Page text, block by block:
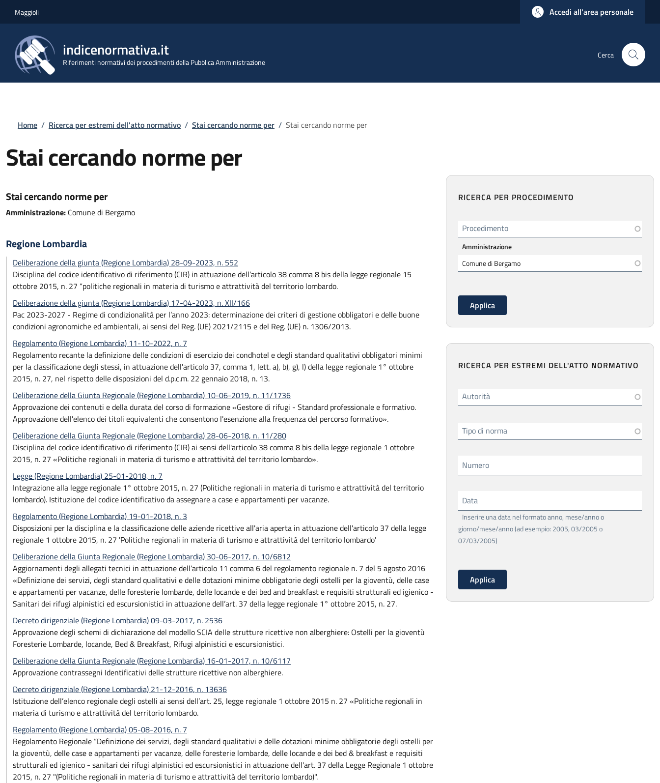
Maggioli Accedi all'area personale
indicenormativa.it
Riferimenti normativi dei procedimenti della Pubblica Amministrazione
Cerca
Briciole di pane
Home / Ricerca per estremi dell'atto normativo / Stai cercando norme per / Stai cercando norme per
Stai cercando norme per
Stai cercando norme per
Amministrazione: Comune di Bergamo
Regione Lombardia
Deliberazione della giunta (Regione Lombardia) 28-09-2023, n. 552
Disciplina del codice identificativo di riferimento (CIR) in attuazione dell’articolo 38 comma 8 bis della legge regionale 15
ottobre 2015, n. 27 “politiche regionali in materia di turismo e attrattività del territorio lombardo.
Deliberazione della giunta (Regione Lombardia) 17-04-2023, n. XII/166
Pac 2023-2027 - Regime di condizionalità per l’anno 2023: determinazione dei criteri di gestione obbligatori e delle buone
condizioni agronomiche ed ambientali, ai sensi del Reg. (UE) 2021/2115 e del Reg. (UE) n. 1306/2013.
Regolamento (Regione Lombardia) 11-10-2022, n. 7
Regolamento recante la definizione delle condizioni di esercizio dei condhotel e degli standard qualitativi obbligatori minimi
per la classificazione degli stessi, in attuazione dell'articolo 37, comma 1, lett. a), b), g), l) della legge regionale 1° ottobre
2015, n. 27, nel rispetto delle disposizioni del d.p.c.m. 22 gennaio 2018, n. 13.
Deliberazione della Giunta Regionale (Regione Lombardia) 10-06-2019, n. 11/1736
Approvazione dei contenuti e della durata del corso di formazione «Gestore di rifugi - Standard professionale e formativo.
Approvazione dell'elenco dei titoli equivalenti che consentono l'esenzione alla frequenza del percorso formativo».
Deliberazione della Giunta Regionale (Regione Lombardia) 28-06-2018, n. 11/280
Disciplina del codice identificativo di riferimento (CIR) ai sensi dell'articolo 38 comma 8 bis della legge regionale 1 ottobre
2015, n. 27 «Politiche regionali in materia di turismo e attrattività del territorio lombardo».
Legge (Regione Lombardia) 25-01-2018, n. 7
Integrazione alla legge regionale 1° ottobre 2015, n. 27 (Politiche regionali in materia di turismo e attrattività del territorio
lombardo). Istituzione del codice identificativo da assegnare a case e appartamenti per vacanze.
Regolamento (Regione Lombardia) 19-01-2018, n. 3
Disposizioni per la disciplina e la classificazione delle aziende ricettive all'aria aperta in attuazione dell'articolo 37 della legge
regionale 1 ottobre 2015, n. 27 'Politiche regionali in materia di turismo e attrattività del territorio lombardo'
Deliberazione della Giunta Regionale (Regione Lombardia) 30-06-2017, n. 10/6812
Aggiornamenti degli allegati tecnici in attuazione dell’articolo 11 comma 6 del regolamento regionale n. 7 del 5 agosto 2016
«Definizione dei servizi, degli standard qualitativi e delle dotazioni minime obbligatorie degli ostelli per la gioventù, delle case
e appartamenti per vacanze, delle foresterie lombarde, delle locande e dei bed and breakfast e requisiti strutturali ed igienico -
Sanitari dei rifugi alpinistici ed escursionistici in attuazione dell’art. 37 della legge regionale 1° ottobre 2015, n. 27.
Decreto dirigenziale (Regione Lombardia) 09-03-2017, n. 2536
Approvazione degli schemi di dichiarazione del modello SCIA delle strutture ricettive non alberghiere: Ostelli per la gioventù
Foresterie Lombarde, locande, Bed & Breakfast, Rifugi alpinistici e escursionistici.
Deliberazione della Giunta Regionale (Regione Lombardia) 16-01-2017, n. 10/6117
Approvazione contrassegni Identificativi delle strutture ricettive non alberghiere.
Decreto dirigenziale (Regione Lombardia) 21-12-2016, n. 13636
Istituzione dell’elenco regionale degli ostelli ai sensi dell’art. 25, legge regionale 1 ottobre 2015 n. 27 «Politiche regionali in
materia di turismo e attrattività del territorio lombardo.
Regolamento (Regione Lombardia) 05-08-2016, n. 7
Regolamento Regionale “Definizione dei servizi, degli standard qualitativi e delle dotazioni minime obbligatorie degli ostelli per
la gioventù, delle case e appartamenti per vacanze, delle foresterie lombarde, delle locande e dei bed & breakfast e requisiti
strutturali ed igienico - sanitari dei rifugi alpinistici ed escursionistici in attuazione dell'art. 37 della Legge Regionale 1 ottobre
2015, n. 27 "(Politiche regionali in materia di turismo e attrattività del territorio lombardo)".
RICERCA PER PROCEDIMENTO
Procedimento
Amministrazione
RICERCA PER ESTREMI DELL'ATTO NORMATIVO
Autorità
Tipo di norma
Numero
Data
Inserire una data nel formato anno, mese/anno o
giorno/mese/anno (ad esempio: 2005, 03/2005 o
07/03/2005)